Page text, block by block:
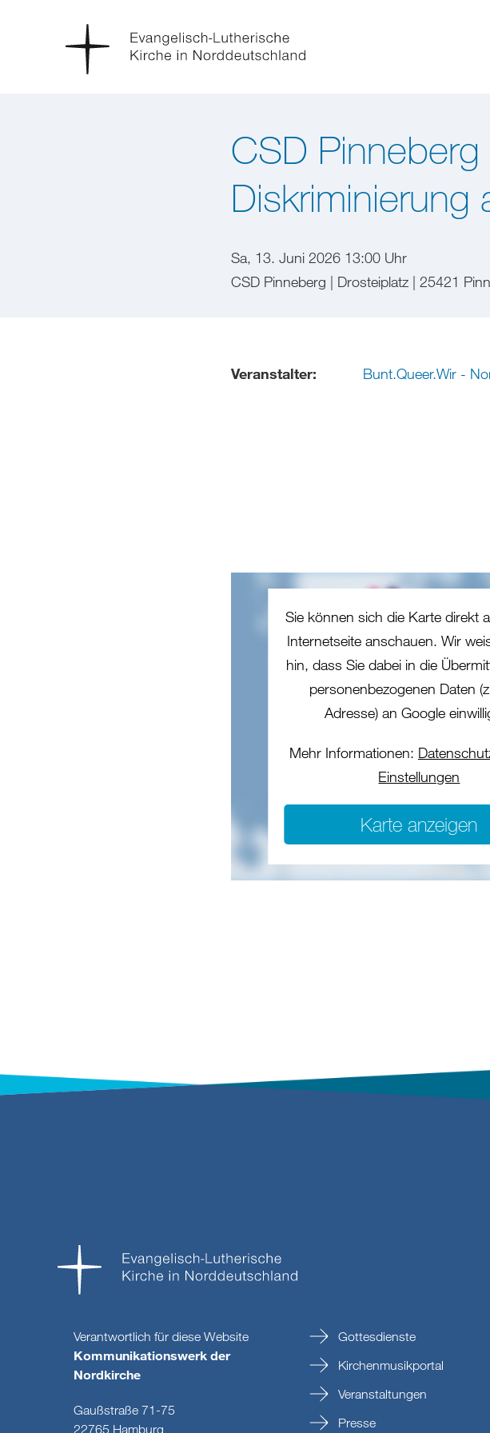
CSD
Diskriminierung
Sa, 13. Juni 2026 13:00 Uhr
CSD Pinneberg | Drosteiplatz | 25421
Veranstalter: Bunt.Queer.Wir -
Sie können sich die Karte direkt
Internetseite anschauen. Wir
hin, dass Sie dabei in die
personenbezogenen Daten
Adresse) an Google
Mehr Informationen:
Einstellungen
Karte anzeigen
Verantwortlich für diese Website
Kommunikationswerk der
Nordkirche
Gaußstraße 71-75
22765 Hamburg
Gottesdienste
Kirchenmusikportal
Veranstaltungen
Presse